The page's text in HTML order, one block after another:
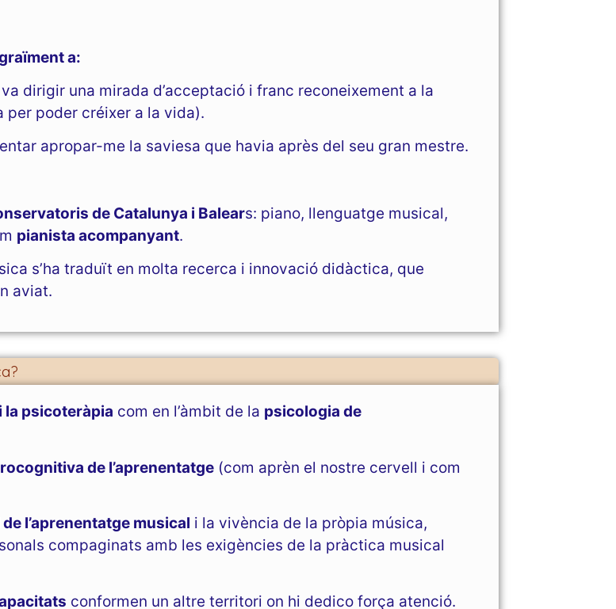
a:
dirigir una mirada d’acceptació i franc reconeixement a la
per poder créixer a la vida).
apropar-me la saviesa que havia après del seu gran mestre.
de Catalunya i Balears: piano, llenguatge musical,
pianista acompanyant.
s’ha traduït en molta recerca i innovació didàctica, que
aviat.
la psicoteràpia com en l’àmbit de la psicologia de
de l’aprenentatge (com aprèn el nostre cervell i com
l’aprenentatge musical i la vivència de la pròpia música,
compaginats amb les exigències de la pràctica musical
conformen un altre territori on hi dedico força atenció.